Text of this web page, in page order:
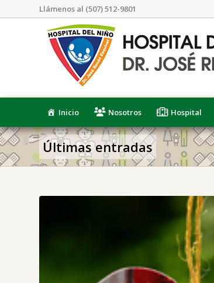
Llámenos al (507) 512-9801
Inicio Nosotros Hospital
Últimas entradas